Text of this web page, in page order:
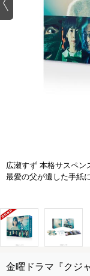
広瀬すず 本格サスペン
最愛の父が遺した手紙
一通の手紙から娘が事
金曜ドラマ『クジ